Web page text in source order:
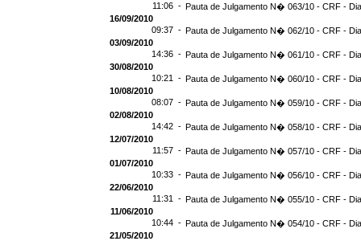
11:06 - Pauta de Julgamento N� 063/10 - CRF -
16/09/2010
09:37 - Pauta de Julgamento N� 062/10 - CRF -
03/09/2010
14:36 - Pauta de Julgamento N� 061/10 - CRF -
30/08/2010
10:21 - Pauta de Julgamento N� 060/10 - CRF -
10/08/2010
08:07 - Pauta de Julgamento N� 059/10 - CRF -
02/08/2010
14:42 - Pauta de Julgamento N� 058/10 - CRF -
12/07/2010
11:57 - Pauta de Julgamento N� 057/10 - CRF -
01/07/2010
10:33 - Pauta de Julgamento N� 056/10 - CRF -
22/06/2010
11:31 - Pauta de Julgamento N� 055/10 - CRF -
11/06/2010
10:44 - Pauta de Julgamento N� 054/10 - CRF -
21/05/2010